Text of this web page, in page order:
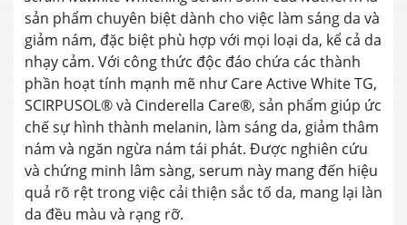
sản phẩm chuyên biệt dành cho việc làm sáng da và
giảm nám, đặc biệt phù hợp với mọi loại da, kể cả da
nhạy cảm. Với công thức độc đáo chứa các thành
phần hoạt tính mạnh mẽ như Care Active White TG,
SCIRPUSOL® và Cinderella Care®, sản phẩm giúp ức
chế sự hình thành melanin, làm sáng da, giảm thâm
nám và ngăn ngừa nám tái phát. Được nghiên cứu
và chứng minh lâm sàng, serum này mang đến hiệu
quả rõ rệt trong việc cải thiện sắc tố da, mang lại làn
da đều màu và rạng rỡ.